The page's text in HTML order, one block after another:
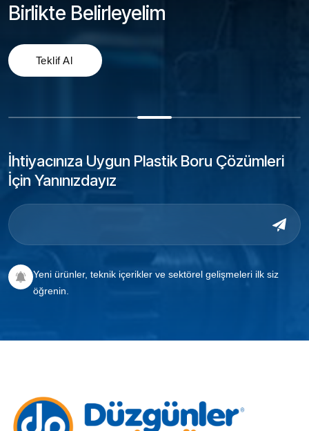
Birlikte Belirleyelim
İhtiyacınıza Uygun Plastik Boru Çözümleri
İçin Yanınızdayız
Yeni ürünler, teknik içerikler ve sektörel gelişmeleri ilk siz
öğrenin.